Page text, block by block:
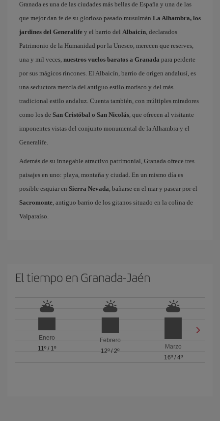
Granada es una de las ciudades más bellas de España y una de las
que mejor dan fe de su glorioso pasado musulmán.La Alhambra, los
jardines del Generalife y el barrio del Albaicín, declarados
Patrimonio de la Humanidad por la Unesco, merecen que reserves,
una y mil veces, nuestros vuelos baratos a Granada para perderte
por sus mágicos rincones. El Albaicín, barrio de origen andalusí, es
una seductora mezcla del antiguo estilo morisco y del más
tradicional estilo andaluz. Cuenta también, con múltiples miradores
como los de San Cristóbal o San Nicolás, que ofrecen al visitante
imponentes vistas del conjunto monumental de la Alhambra y el
Generalife.
Además de su innegable atractivo patrimonial, Granada ofrece tres
paisajes en uno: playa, montaña y ciudad. En un mismo día es
posible esquiar en Sierra Nevada, bañarse en el mar y pasear por el
Sacromonte, antiguo barrio de los gitanos situado en la colina de
Valparaíso.
El tiempo en Granada-Jaén
Enero
11º/ 1º
Febrero
12º / 2º
Marzo
16º/ 4º